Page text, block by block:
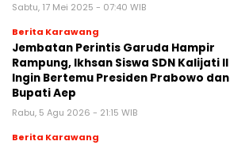
Sabtu, 17 Mei 2025 - 07:40 WIB
Berita Karawang
Jembatan Perintis Garuda Hampir
Rampung, Ikhsan Siswa SDN Kalijati II
Ingin Bertemu Presiden Prabowo dan
Bupati Aep
Rabu, 5 Agu 2026 - 21:15 WIB
Berita Karawang